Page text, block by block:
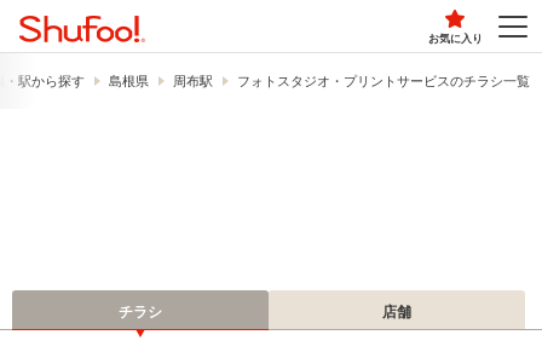
お気に入り
・駅から探す 島根県 周布駅 フォトスタジオ・プリントサービスのチラシ一覧
チラシ 店舗